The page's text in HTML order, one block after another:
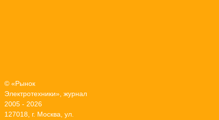
© «Рынок
Электротехники», журнал
2005 - 2026
127018, г. Москва, ул.